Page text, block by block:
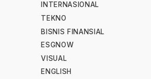
INTERNASIONAL
TEKNO
BISNIS FINANSIAL
ESGNOW
VISUAL
ENGLISH